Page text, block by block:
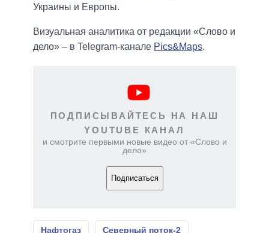
Украины и Европы.
Визуальная аналитика от редакции «Слово и
дело» – в Telegram-канале Pics&Maps.
ПОДПИСЫВАЙТЕСЬ НА НАШ
YOUTUBE КАНАЛ
и смотрите первыми новые видео от «Слово и
дело»
Подписаться
Нафтогаз Северный поток-2